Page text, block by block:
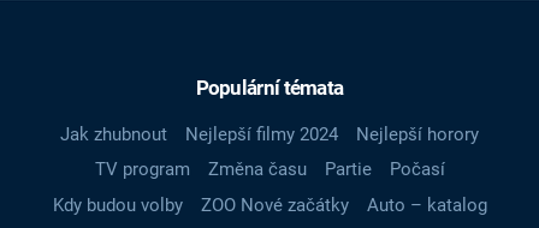
Populární témata
Jak zhubnout Nejlepší filmy 2024
Nejlepší horory
TV program
Změna času Partie
Počasí
Kdy budou volby
ZOO Nové začátky
Auto – katalog